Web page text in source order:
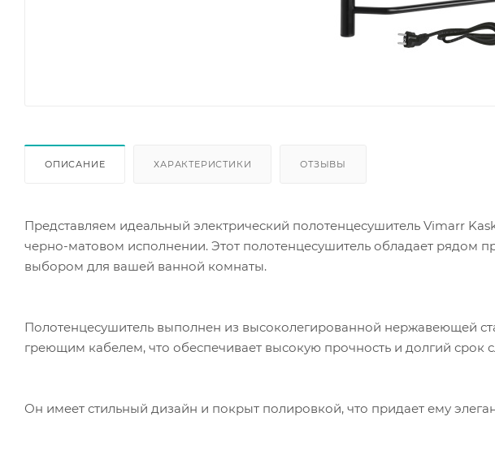
ОПИСАНИЕ ХАРАКТЕРИСТИКИ ОТЗЫВЫ
Представляем идеальный электрический полотенцесушитель Vimarr
черно-матовом исполнении. Этот полотенцесушитель обладает рядом
выбором для вашей ванной комнаты.
Полотенцесушитель выполнен из высоколегированной нержавеющей
греющим кабелем, что обеспечивает высокую прочность и долгий срок
Он имеет стильный дизайн и покрыт полировкой, что придает ему